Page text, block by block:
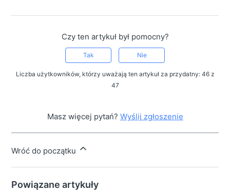
Czy ten artykuł był pomocny?
Tak Nie
Liczba użytkowników, którzy uważają ten artykuł za przydatny: 46 z
47
Masz więcej pytań? Wyślij zgłoszenie
Wróć do początku
Powiązane artykuły